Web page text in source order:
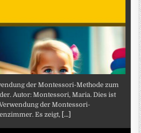
der Montessori-Methode zum
Autor: Montessori, Maria. Dies ist
der Montessori-
Es zeigt, [...]